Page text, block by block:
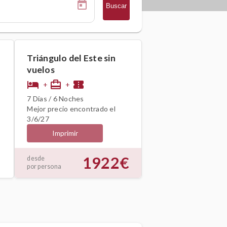
Buscar
Triángulo del Este sin
vuelos
hotel + card_travel + confirmation_number
7 Días / 6 Noches
Mejor precio encontrado el
3/6/27
Imprimir
desde
por persona
1922€